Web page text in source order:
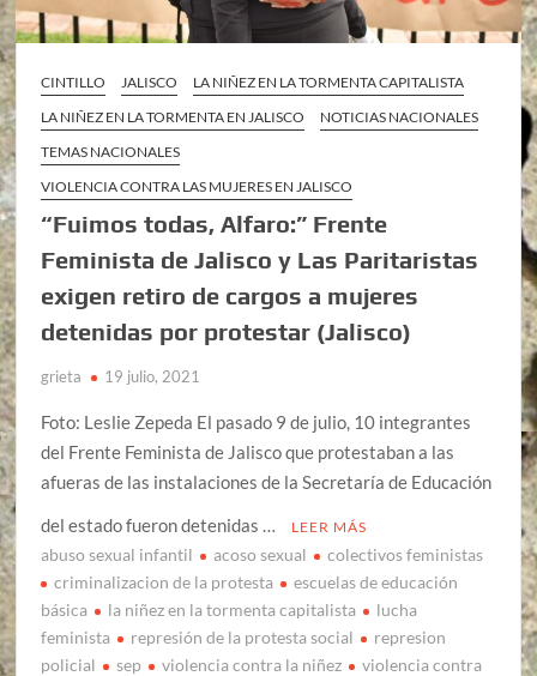
CINTILLO JALISCO
LA NIÑEZ EN LA TORMENTA CAPITALISTA
LA NIÑEZ EN LA TORMENTA EN JALISCO
NOTICIAS NACIONALES
TEMAS NACIONALES
VIOLENCIA CONTRA LAS MUJERES EN JALISCO
“Fuimos todas, Alfaro:” Frente
Feminista de Jalisco y Las Paritaristas
exigen retiro de cargos a mujeres
detenidas por protestar (Jalisco)
grieta 19 julio, 2021
Foto: Leslie Zepeda El pasado 9 de julio, 10 integrantes
del Frente Feminista de Jalisco que protestaban a las
afueras de las instalaciones de la Secretaría de Educación
del estado fueron detenidas …
LEER MÁS
abuso sexual infantil acoso sexual
colectivos feministas
criminalizacion de la protesta
escuelas de educación
básica
la niñez en la tormenta capitalista
lucha
feminista
represión de la protesta social
represion
policial
sep violencia contra la niñez
violencia contra